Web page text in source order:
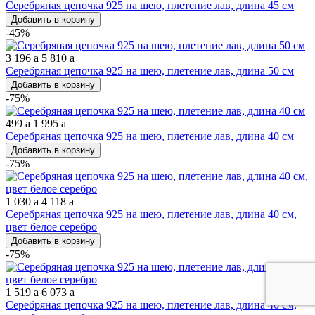
Серебряная цепочка 925 на шею, плетение лав, длина 45 см
Добавить в корзину
-45%
3 196 a 5 810 a
Серебряная цепочка 925 на шею, плетение лав, длина 50 см
Добавить в корзину
-75%
499 a 1 995 a
Серебряная цепочка 925 на шею, плетение лав, длина 40 см
Добавить в корзину
-75%
1 030 a 4 118 a
Серебряная цепочка 925 на шею, плетение лав, длина 40 см,
цвет белое серебро
Добавить в корзину
-75%
1 519 a 6 073 a
Серебряная цепочка 925 на шею, плетение лав, длина 40 см,